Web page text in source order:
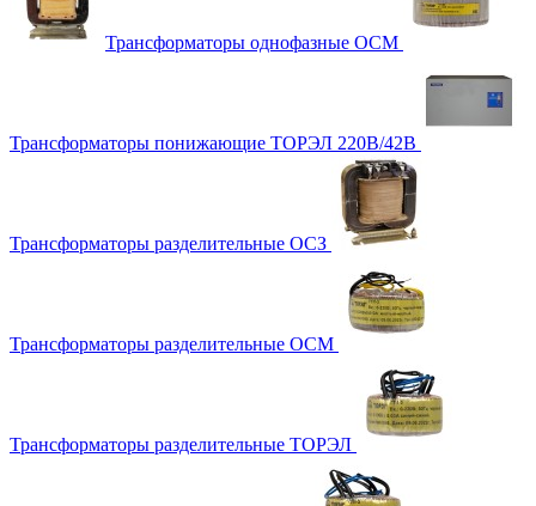
Трансформаторы однофазные ОСМ
Трансформаторы понижающие ТОРЭЛ 220В/42В
Трансформаторы разделительные ОСЗ
Трансформаторы разделительные ОСМ
Трансформаторы разделительные ТОРЭЛ